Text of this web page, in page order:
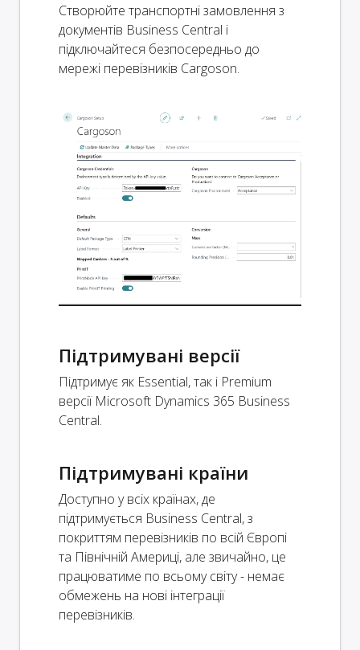
Створюйте транспортні замовлення з
документів Business Central і
підключайтеся безпосередньо до
мережі перевізників Cargoson.
Підтримувані версії
Підтримує як Essential, так і Premium
версії Microsoft Dynamics 365 Business
Central.
Підтримувані країни
Доступно у всіх країнах, де
підтримується Business Central, з
покриттям перевізників по всій Європі
та Північній Америці, але звичайно, це
працюватиме по всьому світу - немає
обмежень на нові інтеграції
перевізників.